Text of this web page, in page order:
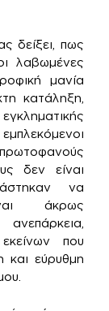
δείξει, πως
λαβωμένες
μανία
κατάληξη,
δεν είναι
να
άκρως
που
εύρυθμη